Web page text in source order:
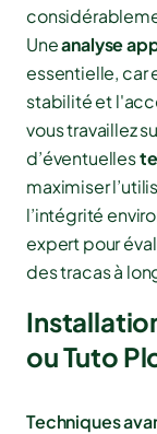
Uneanalyse
essentielle, car
stabilité et
vous travaillez
d’éventuelles
maximiser
l’intégrité
expert pour
des tracas à
ou Tuto
Techniques